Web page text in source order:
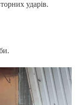
ударів.